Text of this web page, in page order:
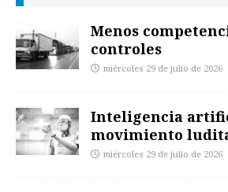
Menos
controles
miércoles 29 de julio de 2026
Inteligencia
movimiento
miércoles 29 de julio de 2026